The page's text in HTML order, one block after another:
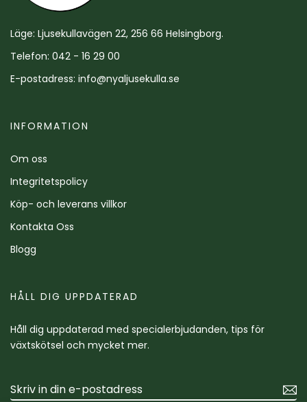
Läge: Ljusekullavägen 22, 256 66 Helsingborg.
Telefon: 042 - 16 29 00
E-postadress: info@nyaljusekulla.se
INFORMATION
Om oss
Integritetspolicy
Köp- och leverans villkor
Kontakta Oss
Blogg
HÅLL DIG UPPDATERAD
Håll dig uppdaterad med specialerbjudanden, tips för
växtskötsel och mycket mer.